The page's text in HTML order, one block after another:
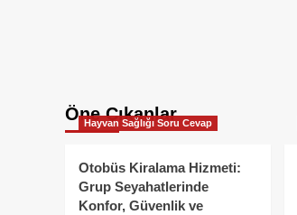
Öne Çıkanlar
Hayvan Sağlığı Soru Cevap
Otobüs Kiralama Hizmeti:
Grup Seyahatlerinde
Konfor, Güvenlik ve